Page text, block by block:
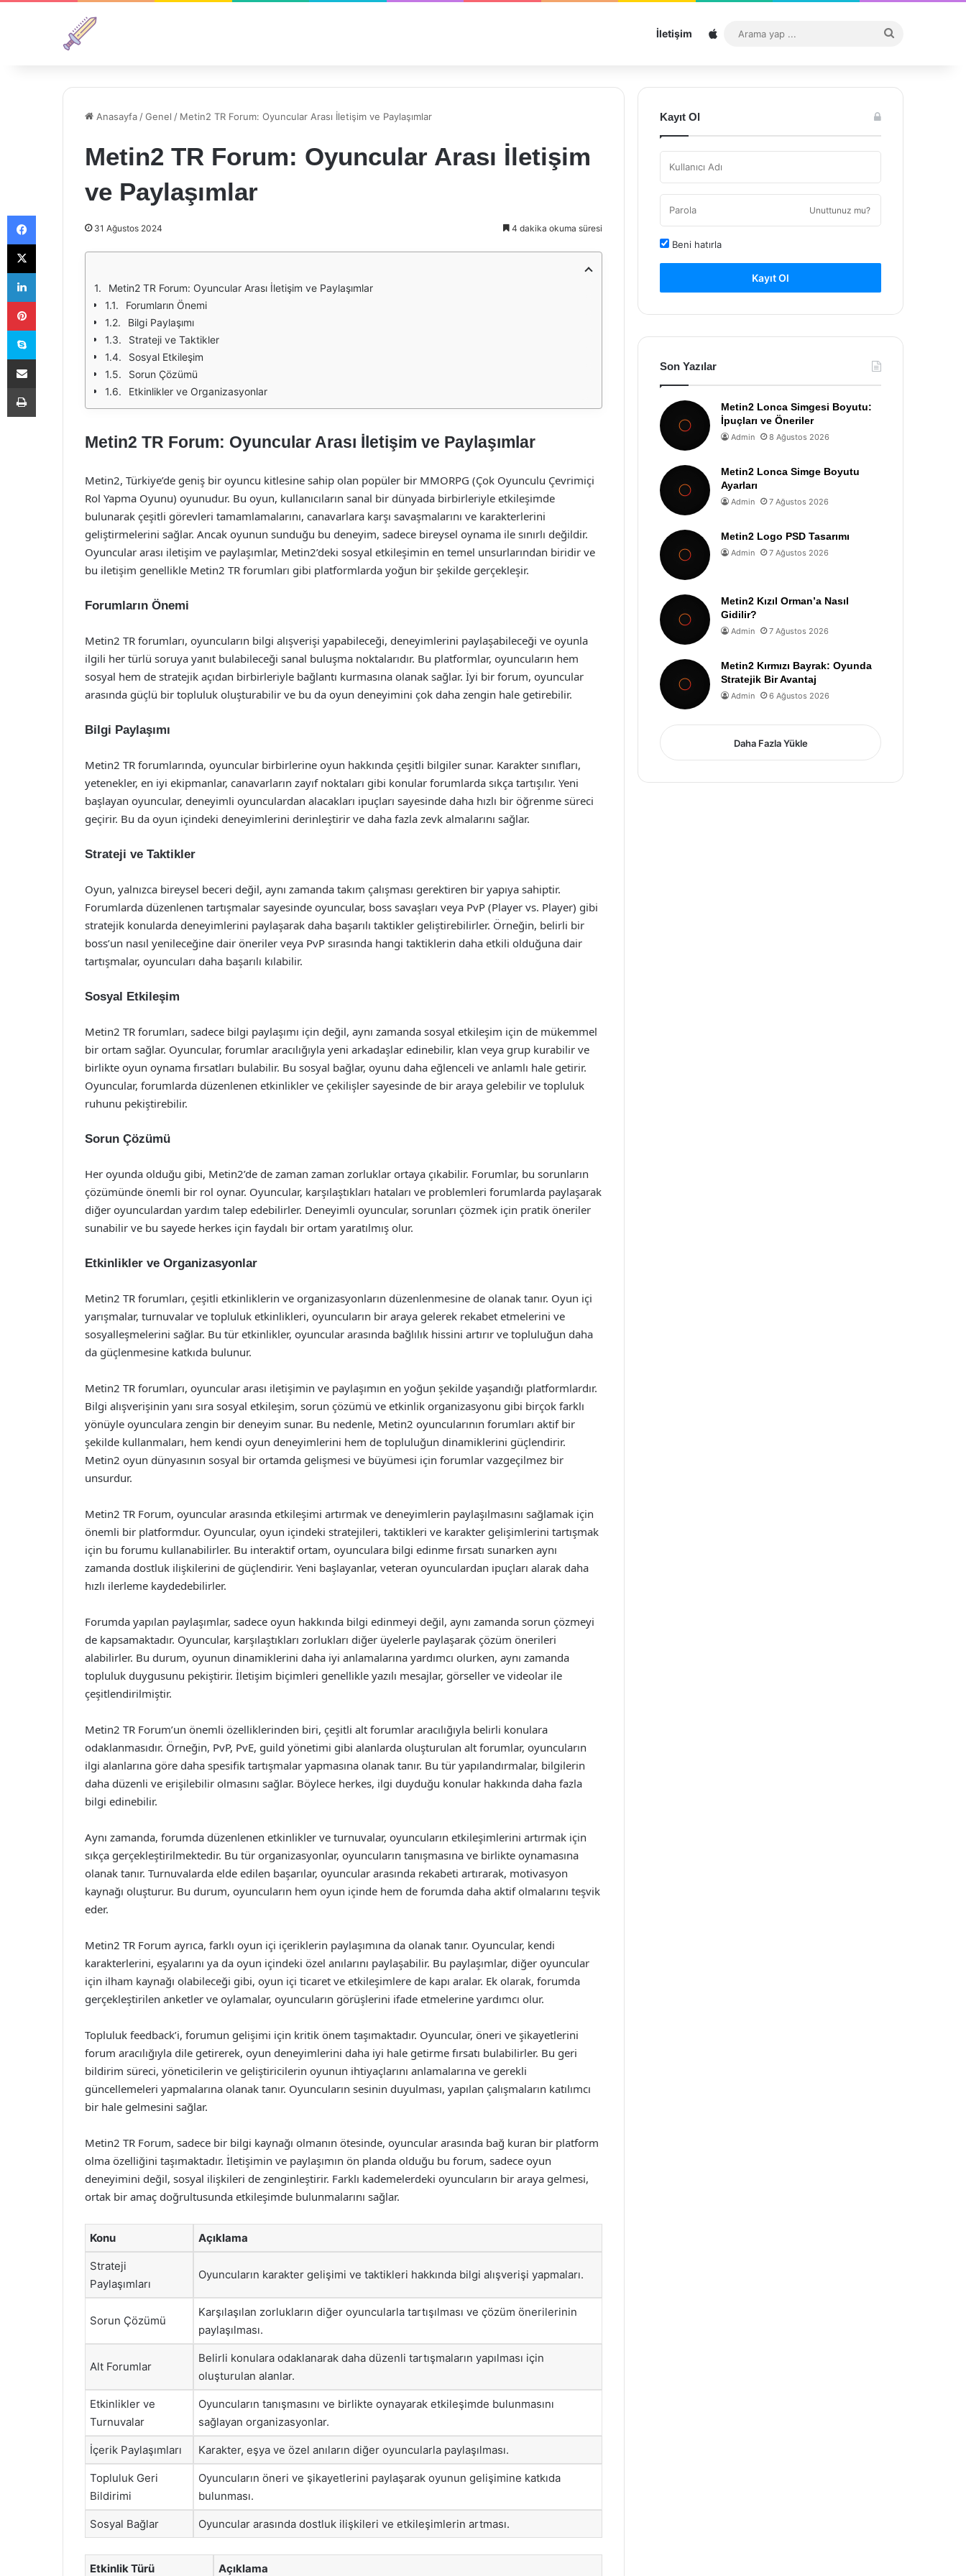
İletişim Sitemap
...
Anasayfa /Genel / Metin2 TR Forum: Oyuncular Arası İletişim ve Paylaşımlar
Metin2 TR Forum: Oyuncular Arası İletişim
ve Paylaşımlar
31 Ağustos 2024 4 dakika okuma süresi
Metin2 TR Forum: Oyuncular Arası İletişim ve Paylaşımlar
Forumların Önemi
Bilgi Paylaşımı
Strateji ve Taktikler
Sosyal Etkileşim
Sorun Çözümü
Etkinlikler ve Organizasyonlar
Metin2 TR Forum: Oyuncular Arası İletişim ve Paylaşımlar
Metin2, Türkiye’de geniş bir oyuncu kitlesine sahip olan popüler bir MMORPG (Çok Oyunculu Çevrimiçi
Rol Yapma Oyunu) oyunudur. Bu oyun, kullanıcıların sanal bir dünyada birbirleriyle etkileşimde
bulunarak çeşitli görevleri tamamlamalarını, canavarlara karşı savaşmalarını ve karakterlerini
geliştirmelerini sağlar. Ancak oyunun sunduğu bu deneyim, sadece bireysel oynama ile sınırlı değildir.
Oyuncular arası iletişim ve paylaşımlar, Metin2’deki sosyal etkileşimin en temel unsurlarından biridir ve
bu iletişim genellikle Metin2 TR forumları gibi platformlarda yoğun bir şekilde gerçekleşir.
Forumların Önemi
Metin2 TR forumları, oyuncuların bilgi alışverişi yapabileceği, deneyimlerini paylaşabileceği ve oyunla
ilgili her türlü soruya yanıt bulabileceği sanal buluşma noktalarıdır. Bu platformlar, oyuncuların hem
sosyal hem de stratejik açıdan birbirleriyle bağlantı kurmasına olanak sağlar. İyi bir forum, oyuncular
arasında güçlü bir topluluk oluşturabilir ve bu da oyun deneyimini çok daha zengin hale getirebilir.
Bilgi Paylaşımı
Metin2 TR forumlarında, oyuncular birbirlerine oyun hakkında çeşitli bilgiler sunar. Karakter sınıfları,
yetenekler, en iyi ekipmanlar, canavarların zayıf noktaları gibi konular forumlarda sıkça tartışılır. Yeni
başlayan oyuncular, deneyimli oyunculardan alacakları ipuçları sayesinde daha hızlı bir öğrenme süreci
geçirir. Bu da oyun içindeki deneyimlerini derinleştirir ve daha fazla zevk almalarını sağlar.
Strateji ve Taktikler
Oyun, yalnızca bireysel beceri değil, aynı zamanda takım çalışması gerektiren bir yapıya sahiptir.
Forumlarda düzenlenen tartışmalar sayesinde oyuncular, boss savaşları veya PvP (Player vs. Player) gibi
stratejik konularda deneyimlerini paylaşarak daha başarılı taktikler geliştirebilirler. Örneğin, belirli bir
boss’un nasıl yenileceğine dair öneriler veya PvP sırasında hangi taktiklerin daha etkili olduğuna dair
tartışmalar, oyuncuları daha başarılı kılabilir.
Sosyal Etkileşim
Metin2 TR forumları, sadece bilgi paylaşımı için değil, aynı zamanda sosyal etkileşim için de mükemmel
bir ortam sağlar. Oyuncular, forumlar aracılığıyla yeni arkadaşlar edinebilir, klan veya grup kurabilir ve
birlikte oyun oynama fırsatları bulabilir. Bu sosyal bağlar, oyunu daha eğlenceli ve anlamlı hale getirir.
Oyuncular, forumlarda düzenlenen etkinlikler ve çekilişler sayesinde de bir araya gelebilir ve topluluk
ruhunu pekiştirebilir.
Sorun Çözümü
Her oyunda olduğu gibi, Metin2’de de zaman zaman zorluklar ortaya çıkabilir. Forumlar, bu sorunların
çözümünde önemli bir rol oynar. Oyuncular, karşılaştıkları hataları ve problemleri forumlarda paylaşarak
diğer oyunculardan yardım talep edebilirler. Deneyimli oyuncular, sorunları çözmek için pratik öneriler
sunabilir ve bu sayede herkes için faydalı bir ortam yaratılmış olur.
Etkinlikler ve Organizasyonlar
Metin2 TR forumları, çeşitli etkinliklerin ve organizasyonların düzenlenmesine de olanak tanır. Oyun içi
yarışmalar, turnuvalar ve topluluk etkinlikleri, oyuncuların bir araya gelerek rekabet etmelerini ve
sosyalleşmelerini sağlar. Bu tür etkinlikler, oyuncular arasında bağlılık hissini artırır ve topluluğun daha
da güçlenmesine katkıda bulunur.
Metin2 TR forumları, oyuncular arası iletişimin ve paylaşımın en yoğun şekilde yaşandığı platformlardır.
Bilgi alışverişinin yanı sıra sosyal etkileşim, sorun çözümü ve etkinlik organizasyonu gibi birçok farklı
yönüyle oyunculara zengin bir deneyim sunar. Bu nedenle, Metin2 oyuncularının forumları aktif bir
şekilde kullanmaları, hem kendi oyun deneyimlerini hem de topluluğun dinamiklerini güçlendirir.
Metin2 oyun dünyasının sosyal bir ortamda gelişmesi ve büyümesi için forumlar vazgeçilmez bir
unsurdur.
Metin2 TR Forum, oyuncular arasında etkileşimi artırmak ve deneyimlerin paylaşılmasını sağlamak için
önemli bir platformdur. Oyuncular, oyun içindeki stratejileri, taktikleri ve karakter gelişimlerini tartışmak
için bu forumu kullanabilirler. Bu interaktif ortam, oyunculara bilgi edinme fırsatı sunarken aynı
zamanda dostluk ilişkilerini de güçlendirir. Yeni başlayanlar, veteran oyunculardan ipuçları alarak daha
hızlı ilerleme kaydedebilirler.
Forumda yapılan paylaşımlar, sadece oyun hakkında bilgi edinmeyi değil, aynı zamanda sorun çözmeyi
de kapsamaktadır. Oyuncular, karşılaştıkları zorlukları diğer üyelerle paylaşarak çözüm önerileri
alabilirler. Bu durum, oyunun dinamiklerini daha iyi anlamalarına yardımcı olurken, aynı zamanda
topluluk duygusunu pekiştirir. İletişim biçimleri genellikle yazılı mesajlar, görseller ve videolar ile
çeşitlendirilmiştir.
Metin2 TR Forum’un önemli özelliklerinden biri, çeşitli alt forumlar aracılığıyla belirli konulara
odaklanmasıdır. Örneğin, PvP, PvE, guild yönetimi gibi alanlarda oluşturulan alt forumlar, oyuncuların
ilgi alanlarına göre daha spesifik tartışmalar yapmasına olanak tanır. Bu tür yapılandırmalar, bilgilerin
daha düzenli ve erişilebilir olmasını sağlar. Böylece herkes, ilgi duyduğu konular hakkında daha fazla
bilgi edinebilir.
Aynı zamanda, forumda düzenlenen etkinlikler ve turnuvalar, oyuncuların etkileşimlerini artırmak için
sıkça gerçekleştirilmektedir. Bu tür organizasyonlar, oyuncuların tanışmasına ve birlikte oynamasına
olanak tanır. Turnuvalarda elde edilen başarılar, oyuncular arasında rekabeti artırarak, motivasyon
kaynağı oluşturur. Bu durum, oyuncuların hem oyun içinde hem de forumda daha aktif olmalarını teşvik
eder.
Metin2 TR Forum ayrıca, farklı oyun içi içeriklerin paylaşımına da olanak tanır. Oyuncular, kendi
karakterlerini, eşyalarını ya da oyun içindeki özel anılarını paylaşabilir. Bu paylaşımlar, diğer oyuncular
için ilham kaynağı olabileceği gibi, oyun içi ticaret ve etkileşimlere de kapı aralar. Ek olarak, forumda
gerçekleştirilen anketler ve oylamalar, oyuncuların görüşlerini ifade etmelerine yardımcı olur.
Topluluk feedback’i, forumun gelişimi için kritik önem taşımaktadır. Oyuncular, öneri ve şikayetlerini
forum aracılığıyla dile getirerek, oyun deneyimlerini daha iyi hale getirme fırsatı bulabilirler. Bu geri
bildirim süreci, yöneticilerin ve geliştiricilerin oyunun ihtiyaçlarını anlamalarına ve gerekli
güncellemeleri yapmalarına olanak tanır. Oyuncuların sesinin duyulması, yapılan çalışmaların katılımcı
bir hale gelmesini sağlar.
Metin2 TR Forum, sadece bir bilgi kaynağı olmanın ötesinde, oyuncular arasında bağ kuran bir platform
olma özelliğini taşımaktadır. İletişimin ve paylaşımın ön planda olduğu bu forum, sadece oyun
deneyimini değil, sosyal ilişkileri de zenginleştirir. Farklı kademelerdeki oyuncuların bir araya gelmesi,
ortak bir amaç doğrultusunda etkileşimde bulunmalarını sağlar.
Konu Açıklama
Strateji
Paylaşımları
Oyuncuların karakter gelişimi ve taktikleri hakkında bilgi alışverişi yapmaları.
Sorun Çözümü
Karşılaşılan zorlukların diğer oyuncularla tartışılması ve çözüm önerilerinin
paylaşılması.
Alt Forumlar
Belirli konulara odaklanarak daha düzenli tartışmaların yapılması için
oluşturulan alanlar.
Etkinlikler ve
Turnuvalar
Oyuncuların tanışmasını ve birlikte oynayarak etkileşimde bulunmasını
sağlayan organizasyonlar.
İçerik Paylaşımları Karakter, eşya ve özel anıların diğer oyuncularla paylaşılması.
Topluluk Geri
Bildirimi
Oyuncuların öneri ve şikayetlerini paylaşarak oyunun gelişimine katkıda
bulunması.
Sosyal Bağlar Oyuncular arasında dostluk ilişkileri ve etkileşimlerin artması.
Etkinlik Türü Açıklama
Kayıt Ol
Unuttunuz mu?
Beni hatırla
Kayıt Ol
Son Yazılar
Metin2 Lonca Simgesi Boyutu:
İpuçları ve Öneriler
Admin 8 Ağustos 2026
Metin2 Lonca Simge Boyutu
Ayarları
Admin 7 Ağustos 2026
Metin2 Logo PSD Tasarımı
Admin 7 Ağustos 2026
Metin2 Kızıl Orman’a Nasıl
Gidilir?
Admin 7 Ağustos 2026
Metin2 Kırmızı Bayrak: Oyunda
Stratejik Bir Avantaj
Admin 6 Ağustos 2026
Daha Fazla Yükle
Facebook
X
LinkedIn
Pinterest
Skype
E-Posta ile paylaş